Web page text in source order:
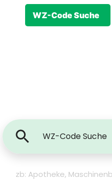
WZ-Code Suche
zb: Apotheke,